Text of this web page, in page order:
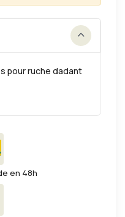
pour ruche dadant
en 48h